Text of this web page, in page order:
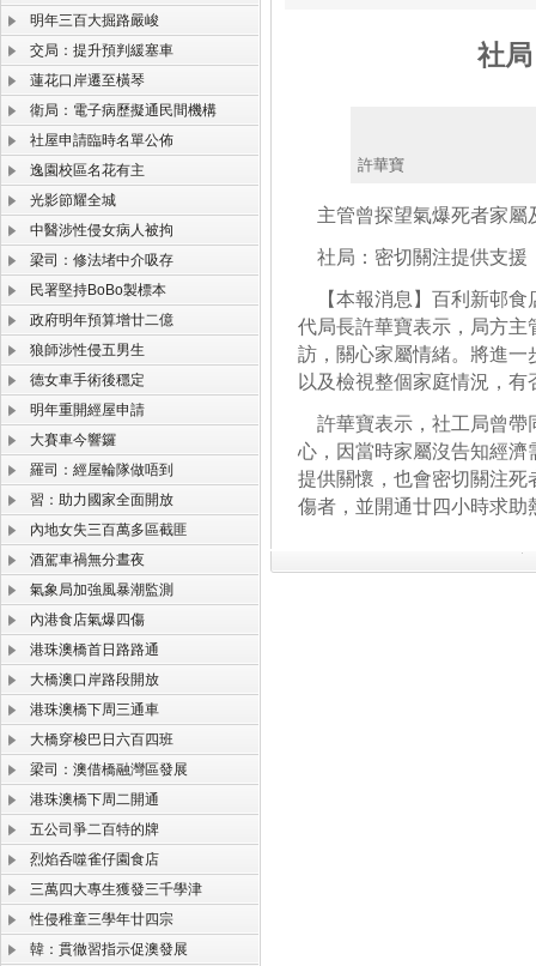
明年三百大掘路嚴峻
交局：提升預判緩塞車
蓮花口岸遷至橫琴
衛局：電子病歷擬通民間機構
社屋申請臨時名單公佈
逸園校區名花有主
光影節耀全城
中醫涉性侵女病人被拘
梁司：修法堵中介吸存
民署堅持BoBo製標本
政府明年預算增廿二億
狼師涉性侵五男生
德女車手術後穩定
明年重開經屋申請
大賽車今響鑼
羅司：經屋輪隊做唔到
習：助力國家全面開放
內地女失三百萬多區截匪
酒駕車禍無分晝夜
氣象局加強風暴潮監測
內港食店氣爆四傷
港珠澳橋首日路路通
大橋澳口岸路段開放
港珠澳橋下周三通車
大橋穿梭巴日六百四班
梁司：澳借橋融灣區發展
港珠澳橋下周二開通
五公司爭二百特的牌
烈焰呑噬雀仔園食店
三萬四大專生獲發三千學津
性侵稚童三學年廿四宗
韓：貫徹習指示促澳發展
社
許華寶
主管曾探望氣爆死者家屬
社局：密切關注提供支援
【本報消息】百利新邨食
代局長許華寶表示，局方
訪，關心家屬情緒。將進
以及檢視整個家庭情況，
許華寶表示，社工局曾帶
心，因當時家屬沒告知經
提供關懷，也會密切關注
傷者，並開通廿四小時求助